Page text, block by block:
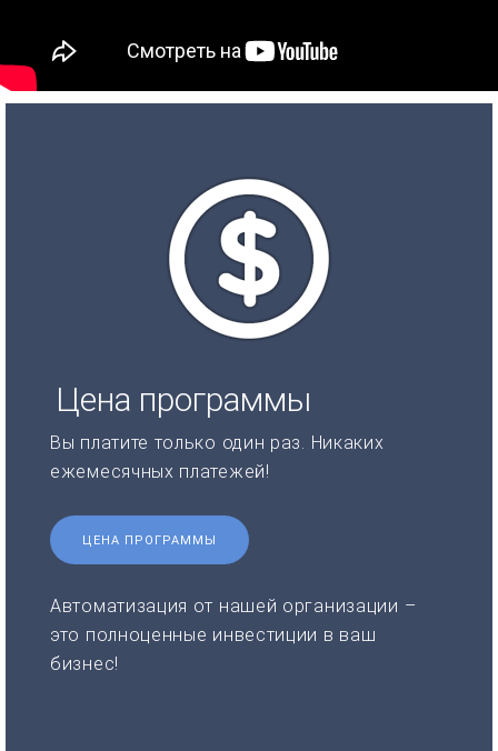
Цена программы
Вы платите только один раз. Никаких
ежемесячных платежей!
ЦЕНА ПРОГРАММЫ
Автоматизация от нашей организации –
это полноценные инвестиции в ваш
бизнес!